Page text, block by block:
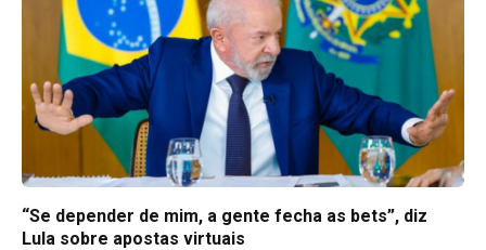
“Se depender de mim, a gente fecha as bets”, diz
Lula sobre apostas virtuais